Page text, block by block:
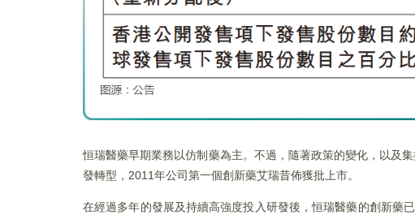
恒瑞醫藥早期業務以仿制藥為主。不過，隨著政策的變化，以及
發轉型，2011年公司第一個創新藥艾瑞昔佈獲批上市。
在經過多年的發展及持續高強度投入研發後，恒瑞醫藥的創新藥